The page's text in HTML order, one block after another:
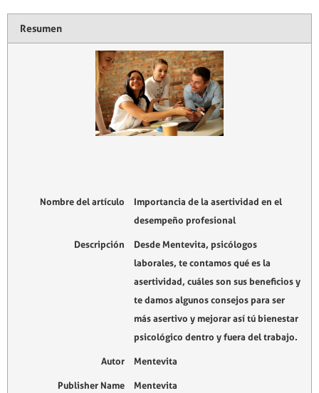
Resumen
Nombre del artículo
Importancia de la asertividad en el
desempeño profesional
Descripción
Desde Mentevita, psicólogos
laborales, te contamos qué es la
asertividad, cuáles son sus beneficios y
te damos algunos consejos para ser
más asertivo y mejorar así tú bienestar
psicológico dentro y fuera del trabajo.
Autor Mentevita
Publisher Name Mentevita